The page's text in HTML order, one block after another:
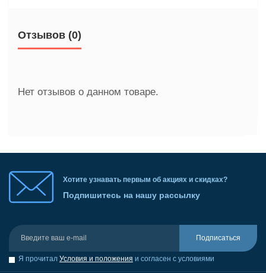
Отзывов (0)
Нет отзывов о данном товаре.
Хотите узнавать первым об акциях и скидках?
Подпишитесь на нашу рассылку
Подписаться
Я прочитал Условия и положения и согласен с условиями